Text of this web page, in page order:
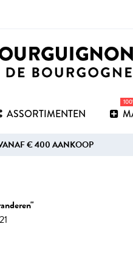
ASSORTIMENTEN
€ 400 AANKOOP